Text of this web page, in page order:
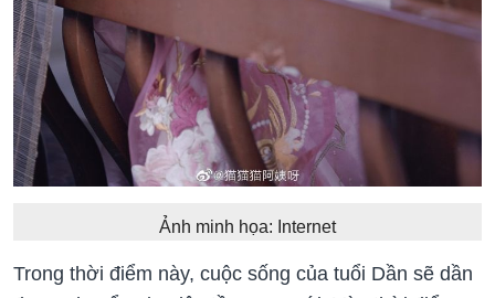
Ảnh minh họa: Internet
Trong thời điểm này, cuộc sống của tuổi Dần sẽ dần